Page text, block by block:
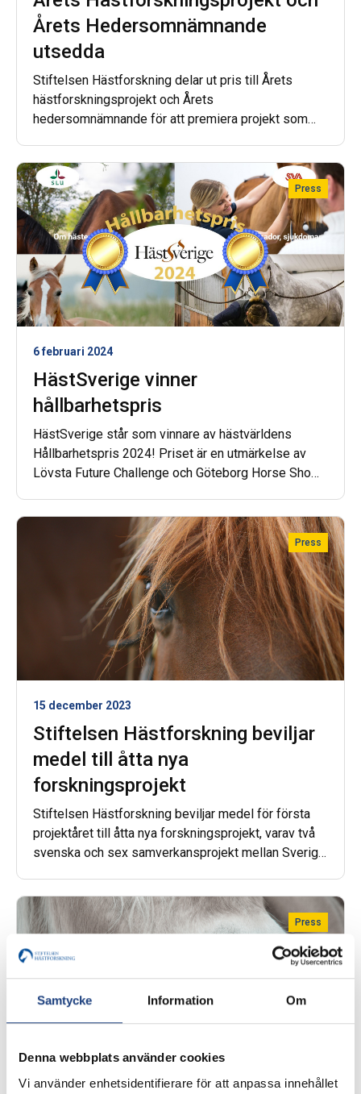
Samtycke Information Om
Denna webbplats använder cookies
Vi använder enhetsidentifierare för att anpassa innehållet
Årets Hedersomnämnande
utsedda
Stiftelsen Hästforskning delar ut pris till Årets
hästforskningsprojekt och Årets
hedersomnämnande för att premiera projekt som
14 september.
Press
6 februari 2024
HästSverige vinner
hållbarhetspris
HästSverige står som vinnare av hästvärldens
Hållbarhetspris 2024! Priset är en utmärkelse av
Lövsta Future Challenge och Göteborg Horse Show
Press
15 december 2023
Stiftelsen Hästforskning beviljar
medel till åtta nya
forskningsprojekt
Stiftelsen Hästforskning beviljar medel för första
projektåret till åtta nya forskningsprojekt, varav två
svenska och sex samverkansprojekt mellan Sverige
teknikvetenskap (VHT) och tre inom området
samhällsvetenskap och humaniora (SH).
Press